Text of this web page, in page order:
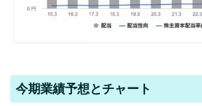
今期業績予想とチャート